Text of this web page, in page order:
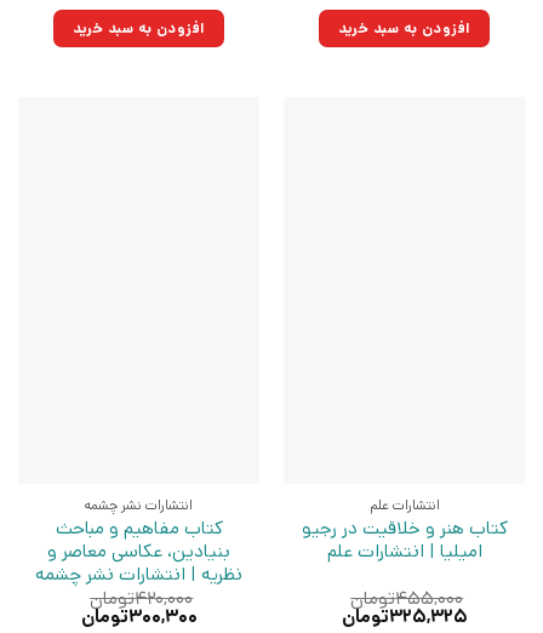
۱۰۵,۰۰۰تومان
بود.
۷۵,۰۷۵تومان.افزودن به سبد خرید ۵۳۵,۰۰۰تومان
بود.
۳۸۲,۵۲۵تومان.افزودن به سبد خرید
انتشارات علم
کتاب هنر و خلاقیت در رجیو
امیلیا | انتشارات علم
۴۵۵,۰۰۰تومان
قیمت
۳۲۵,۳۲۵تومان
انتشارات نشر چشمه
کتاب مفاهیم و مباحث
بنیادین، عکاسی معاصر و
نظریه | انتشارات نشر چشمه
۴۲۰,۰۰۰تومان
قیمت
۳۰۰,۳۰۰تومان